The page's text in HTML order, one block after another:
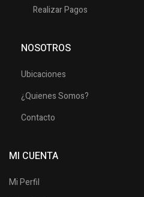
Realizar Pagos
NOSOTROS
Ubicaciones
¿Quienes Somos?
Contacto
MI CUENTA
Mi Perfil